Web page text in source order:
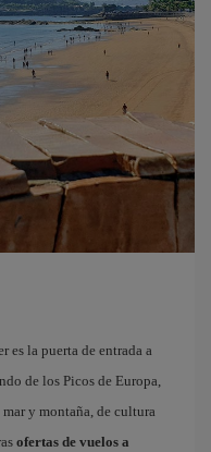
es la puerta de entrada a
de los Picos de Europa,
y montaña, de cultura
ofertas de vuelos a